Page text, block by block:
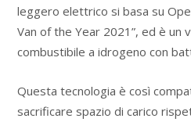
leggero elettrico si basa su
Van of the Year 2021”, ed è un
combustibile a idrogeno con
Questa tecnologia è così
sacrificare spazio di carico